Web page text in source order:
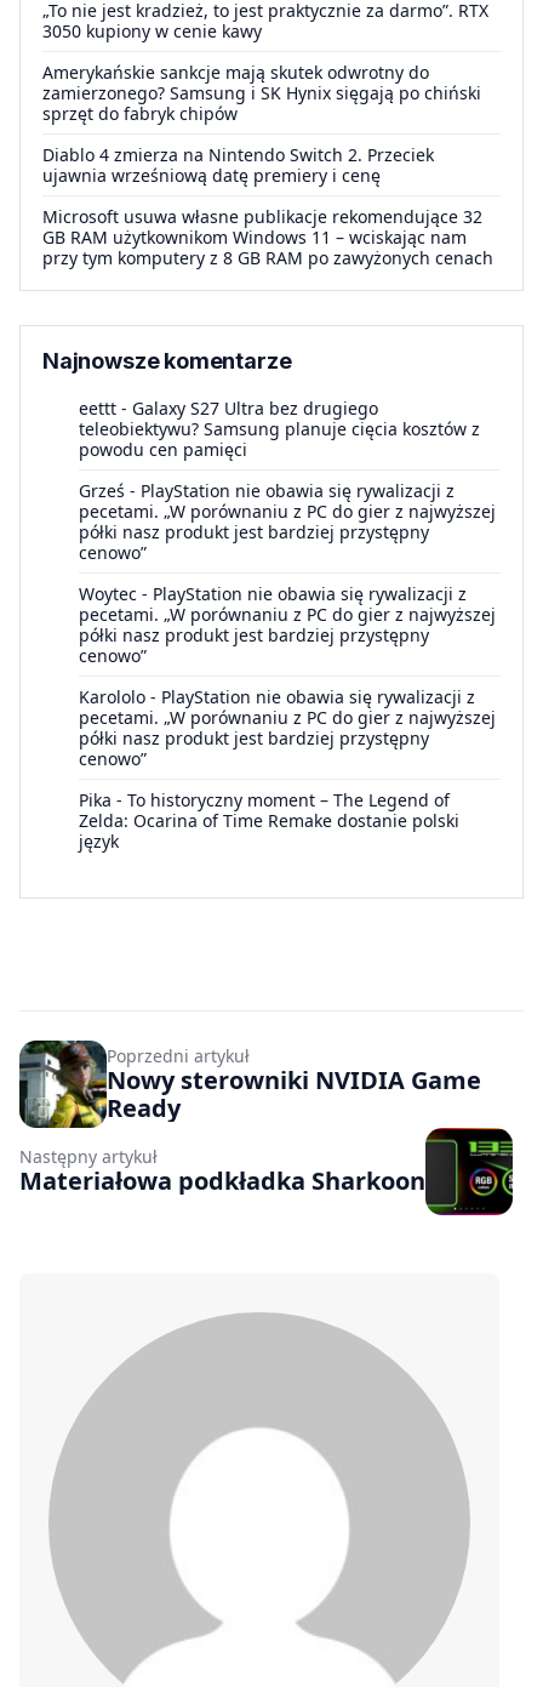
„To nie jest kradzież, to jest praktycznie za darmo”. RTX
3050 kupiony w cenie kawy
Amerykańskie sankcje mają skutek odwrotny do
zamierzonego? Samsung i SK Hynix sięgają po chiński
sprzęt do fabryk chipów
Diablo 4 zmierza na Nintendo Switch 2. Przeciek
ujawnia wrześniową datę premiery i cenę
Microsoft usuwa własne publikacje rekomendujące 32
GB RAM użytkownikom Windows 11 – wciskając nam
przy tym komputery z 8 GB RAM po zawyżonych cenach
Najnowsze komentarze
eettt - Galaxy S27 Ultra bez drugiego
teleobiektywu? Samsung planuje cięcia kosztów z
powodu cen pamięci
Grześ - PlayStation nie obawia się rywalizacji z
pecetami. „W porównaniu z PC do gier z najwyższej
półki nasz produkt jest bardziej przystępny
cenowo”
Woytec - PlayStation nie obawia się rywalizacji z
pecetami. „W porównaniu z PC do gier z najwyższej
półki nasz produkt jest bardziej przystępny
cenowo”
Karololo - PlayStation nie obawia się rywalizacji z
pecetami. „W porównaniu z PC do gier z najwyższej
półki nasz produkt jest bardziej przystępny
cenowo”
Pika - To historyczny moment – The Legend of
Zelda: Ocarina of Time Remake dostanie polski
język
Poprzedni artykuł
Nowy sterowniki NVIDIA Game
Ready
Następny artykuł
Materiałowa podkładka Sharkoon